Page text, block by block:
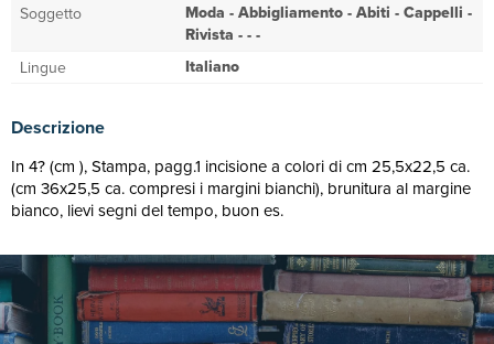
Soggetto
Moda - Abbigliamento - Abiti - Cappelli -
Rivista - - -
Lingue Italiano
Descrizione
In 4? (cm ), Stampa, pagg.1 incisione a colori di cm 25,5x22,5 ca.
(cm 36x25,5 ca. compresi i margini bianchi), brunitura al margine
bianco, lievi segni del tempo, buon es.